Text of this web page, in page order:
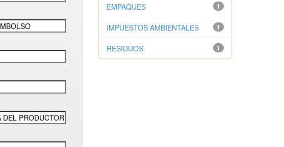
1
EMPAQUES
1
IMPUESTOS AMBIENTALES
1
RESIDUOS